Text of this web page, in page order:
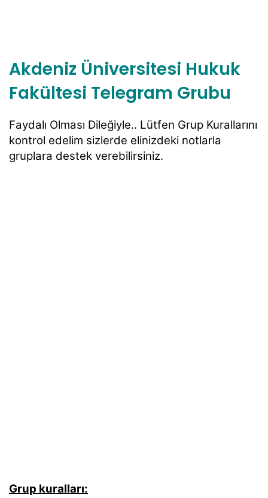
Akdeniz Üniversitesi Hukuk
Fakültesi Telegram Grubu
Faydalı Olması Dileğiyle.. Lütfen Grup Kurallarını
kontrol edelim sizlerde elinizdeki notlarla
gruplara destek verebilirsiniz.
Grup kuralları: